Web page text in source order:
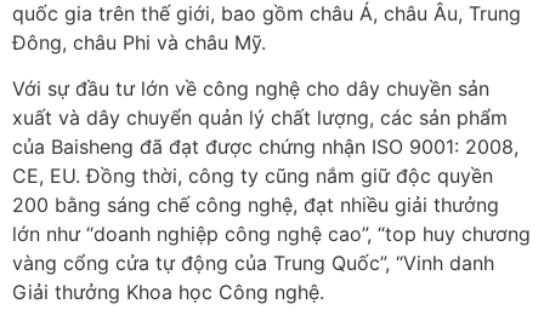
quốc gia trên thế giới, bao gồm châu Á, châu Âu, Trung
Đông, châu Phi và châu Mỹ.
Với sự đầu tư lớn về công nghệ cho dây chuyền sản
xuất và dây chuyển quản lý chất lượng, các sản phẩm
của Baisheng đã đạt được chứng nhận ISO 9001: 2008,
CE, EU. Đồng thời, công ty cũng nắm giữ độc quyền
200 bằng sáng chế công nghệ, đạt nhiều giải thưởng
lớn như “doanh nghiệp công nghệ cao”, “top huy chương
vàng cổng cửa tự động của Trung Quốc”, “Vinh danh
Giải thưởng Khoa học Công nghệ.